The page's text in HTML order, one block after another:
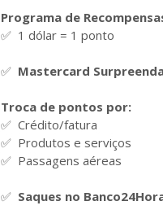
Programa de
✅  1 dólar = 1 ponto
✅ Mastercard
Troca de pontos por:
✅  Crédito/fatura
✅  Produtos e serviços
✅  Passagens aéreas
✅ Saques no